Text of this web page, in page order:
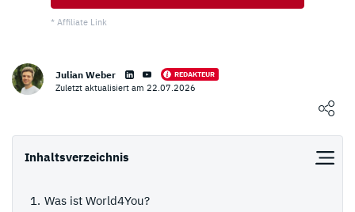
* Affiliate Link
Eigenen Erfahrungsbericht schreiben
NUTZER BEWERTUNG 0
4 Sterne
Julian Weber REDAKTEUR
Zuletzt aktualisiert am 22.07.2026
Inhaltsverzeichnis
Was ist World4You?